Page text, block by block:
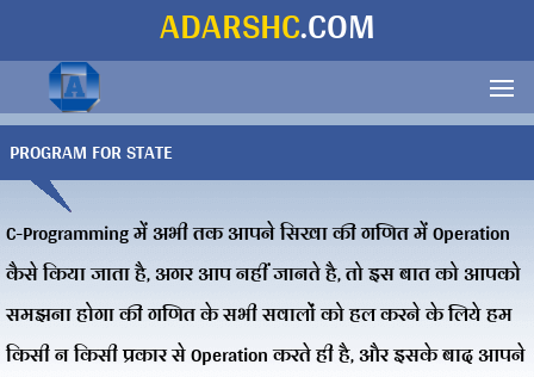
ADARSHC.COM
PROGRAM FOR STATE
C-Programming में अभी तक आपने सिखा की गणित में Operation
कैसे किया जाता है, अगर आप नहीं जानते है, तो इस बात को आपको
समझना होगा की गणित के सभी सवालों को हल करने के लिये हम
किसी न किसी प्रकार से Operation करते ही है, और इसके बाद आपने